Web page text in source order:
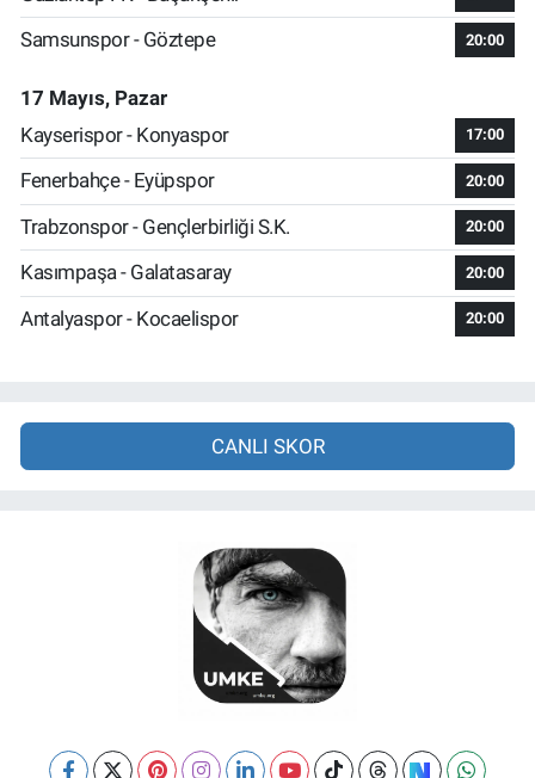
Samsunspor - Göztepe 20:00
17 Mayıs, Pazar
Kayserispor - Konyaspor
17:00
Fenerbahçe - Eyüpspor 20:00
Trabzonspor - Gençlerbirliği S.K. 20:00
Kasımpaşa - Galatasaray 20:00
Antalyaspor - Kocaelispor 20:00
CANLI SKOR